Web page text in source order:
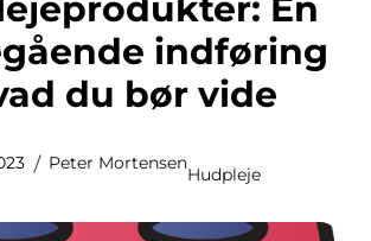
indføring
du bør vide
Peter Mortensen
Hudpleje